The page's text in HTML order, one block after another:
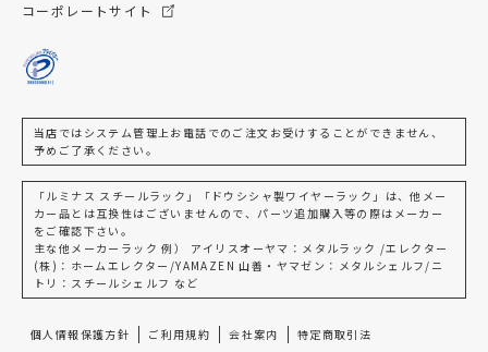
コーポレートサイト
当店ではシステム管理上お電話でのご注文お受けすることができません、
予めご了承ください。
「ルミナス スチールラック」「ドウシシャ製ワイヤーラック」は、他メー
カー品とは互換性はございませんので、パーツ追加購入等の際はメーカー
をご確認下さい。
主な他メーカーラック 例） アイリスオーヤマ：メタルラック /エレクター
(株)：ホームエレクター/YAMAZEN 山善・ヤマゼン：メタルシェルフ/ニ
トリ：スチールシェルフ など
個人情報保護方針 ご利用規約 会社案内 特定商取引法